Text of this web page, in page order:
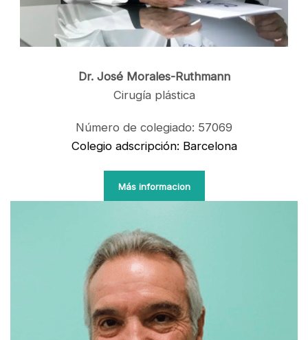
Dr. José Morales-Ruthmann
Cirugía plástica
Número de colegiado: 57069
Colegio adscripción: Barcelona
Más informacion